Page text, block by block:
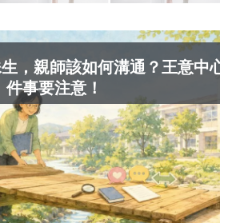
親師該如何溝通？王意中心
要注意！